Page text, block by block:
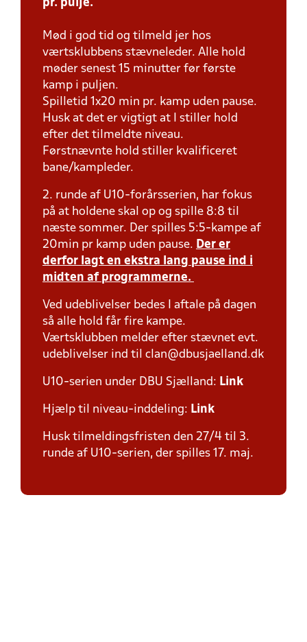
pr. pulje.
Mød i god tid og tilmeld jer hos
værtsklubbens stævneleder. Alle hold
møder senest 15 minutter før første
kamp i puljen.
Spilletid 1x20 min pr. kamp uden pause.
Husk at det er vigtigt at I stiller hold
efter det tilmeldte niveau.
Førstnævnte hold stiller kvalificeret
bane/kampleder.
2. runde af U10-forårsserien, har fokus
på at holdene skal op og spille 8:8 til
næste sommer. Der spilles 5:5-kampe af
20min pr kamp uden pause. Der er
derfor lagt en ekstra lang pause ind i
midten af programmerne.
Ved udeblivelser bedes I aftale på dagen
så alle hold får fire kampe.
Værtsklubben melder efter stævnet evt.
udeblivelser ind til clan@dbusjaelland.dk
U10-serien under DBU Sjælland: Link
Hjælp til niveau-inddeling: Link
Husk tilmeldingsfristen den 27/4 til 3.
runde af U10-serien, der spilles 17. maj.